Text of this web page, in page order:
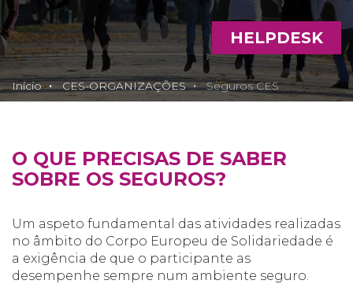
HELPDESK
Início CES-ORGANIZAÇÕES Seguros CES
O QUE PRECISAS DE SABER
SOBRE OS SEGUROS?
Um aspeto fundamental das atividades realizadas
no âmbito do Corpo Europeu de Solidariedade é
a exigência de que o participante as
desempenhe sempre num ambiente seguro.